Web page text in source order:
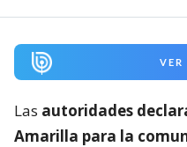
VER
Las autoridades
Amarilla para la